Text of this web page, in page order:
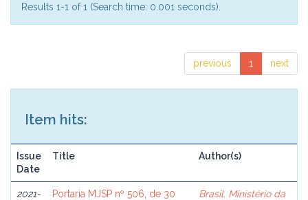
Results 1-1 of 1 (Search time: 0.001 seconds).
previous 1 next
Item hits:
Issue
Date
Title Author(s)
2021-
Portaria MJSP nº 506, de 30
Brasil. Ministério da